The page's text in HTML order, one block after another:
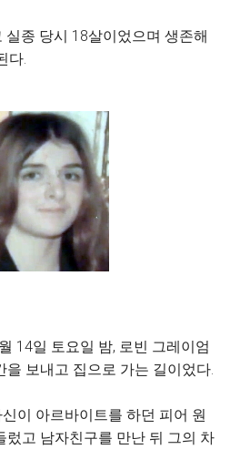
종 당시 18살이었으며 생존해
다.
14일 토요일 밤, 로빈 그레이엄
을 보내고 집으로 가는 길이었다.
이 아르바이트를 하던 피어 원
렀고 남자친구를 만난 뒤 그의 차